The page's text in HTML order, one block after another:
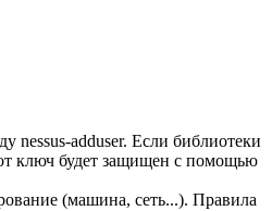
nessus-adduser. Если библиотеки
ключ будет защищен с помощью
(машина, сеть...). Правила